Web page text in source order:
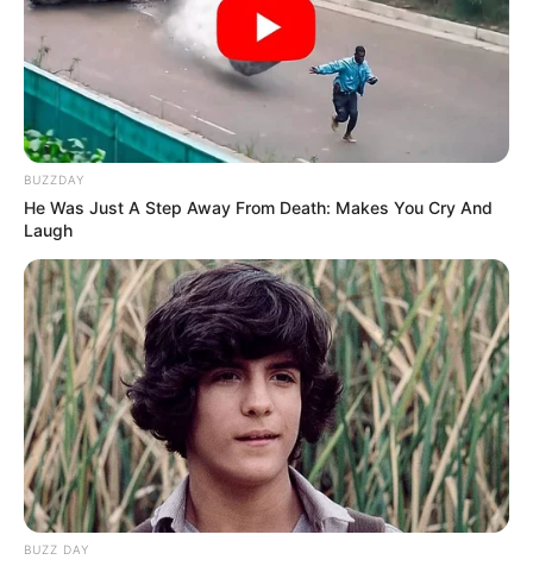
BUZZDAY
He Was Just A Step Away From Death: Makes You Cry And
Laugh
BUZZ DAY